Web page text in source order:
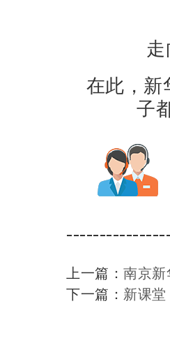
在此，新
子
上一篇： 南京新
下一篇： 新课